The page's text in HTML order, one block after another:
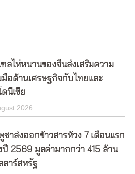
ลไห่หนานของจีนส่งเสริมความ
มือด้านเศรษฐกิจกับไทยและ
ดนีเซีย
2026
ชาส่งออกข้าวสารห้วง 7 เดือนแรก
ปี 2569 มูลค่ามากกว่า 415 ล้าน
ลาร์สหรัฐ